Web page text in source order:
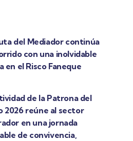
del Mediador continúa
con una inolvidable
en el Risco Faneque
de la Patrona del
2026 reúne al sector
en una jornada
de convivencia,